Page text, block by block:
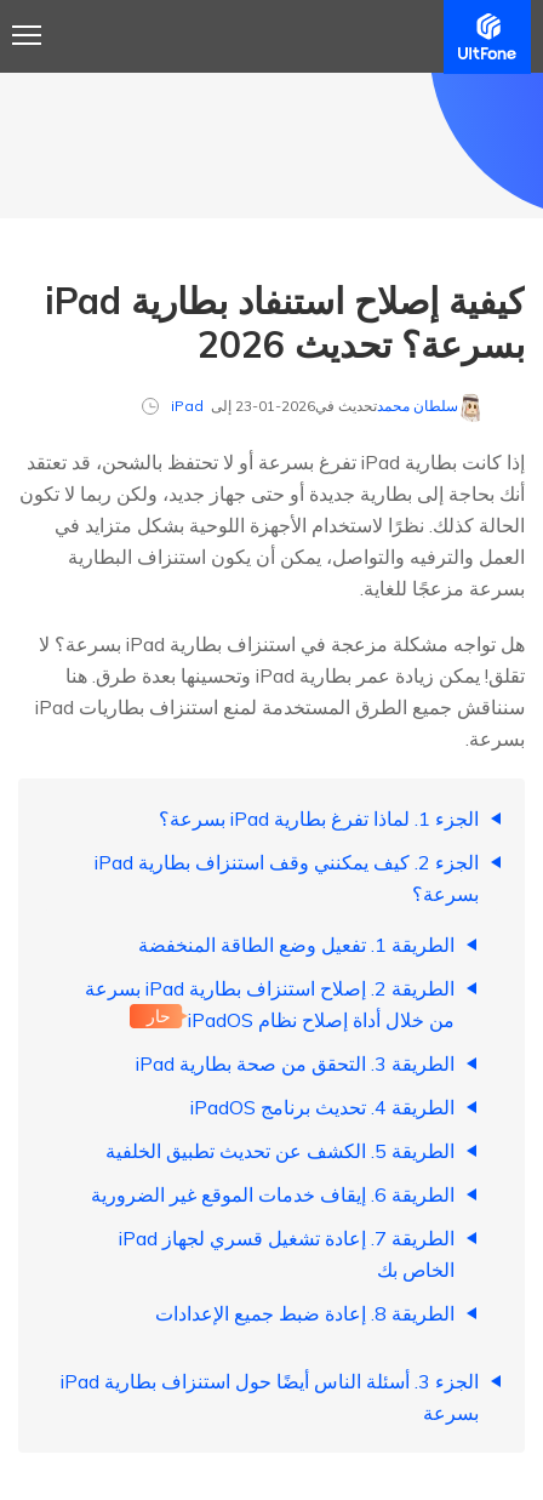
كيفية إصلاح استنفاد بطارية iPad
بسرعة؟ تحديث 2026
سلطان محمدتحديث في2026-01-23 إلى iPad
إذا كانت بطارية iPad تفرغ بسرعة أو لا تحتفظ بالشحن، قد تعتقد
أنك بحاجة إلى بطارية جديدة أو حتى جهاز جديد، ولكن ربما لا تكون
الحالة كذلك. نظرًا لاستخدام الأجهزة اللوحية بشكل متزايد في
العمل والترفيه والتواصل، يمكن أن يكون استنزاف البطارية
بسرعة مزعجًا للغاية.
هل تواجه مشكلة مزعجة في استنزاف بطارية iPad بسرعة؟ لا
تقلق! يمكن زيادة عمر بطارية iPad وتحسينها بعدة طرق. هنا
سنناقش جميع الطرق المستخدمة لمنع استنزاف بطاريات iPad
بسرعة.
الجزء 1. لماذا تفرغ بطارية iPad بسرعة؟
الجزء 2. كيف يمكنني وقف استنزاف بطارية iPad
بسرعة؟
الطريقة 1. تفعيل وضع الطاقة المنخفضة
الطريقة 2. إصلاح استنزاف بطارية iPad بسرعة
من خلال أداة إصلاح نظام iPadOS
حار
الطريقة 3. التحقق من صحة بطارية iPad
الطريقة 4. تحديث برنامج iPadOS
الطريقة 5. الكشف عن تحديث تطبيق الخلفية
الطريقة 6. إيقاف خدمات الموقع غير الضرورية
الطريقة 7. إعادة تشغيل قسري لجهاز iPad
الخاص بك
الطريقة 8. إعادة ضبط جميع الإعدادات
الجزء 3. أسئلة الناس أيضًا حول استنزاف بطارية iPad
بسرعة